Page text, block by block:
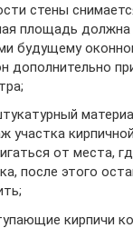
стены
площадь должна
будущему
дополнительно
участка
от места,
после этого
кирпичи